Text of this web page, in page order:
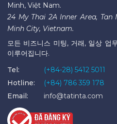
Minh, Việt Nam.
24 My Thai 2A Inner Area,
Minh City, Vietnam.
모든 비즈니스 미팅, 거래, 일상 업
이루어집니다.
Tel:
(+84-28) 5412 5011
Hotline:
(+84) 786 359 178
Email:
info@tatinta.com